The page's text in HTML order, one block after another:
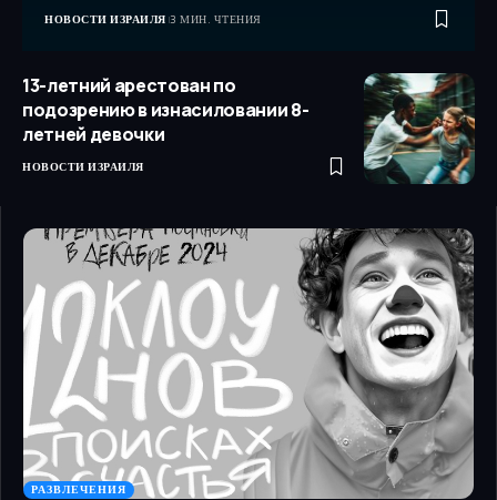
НОВОСТИ ИЗРАИЛЯ 3 МИН. ЧТЕНИЯ
13-летний арестован по
подозрению в изнасиловании 8-
летней девочки
НОВОСТИ ИЗРАИЛЯ
РАЗВЛЕЧЕНИЯ